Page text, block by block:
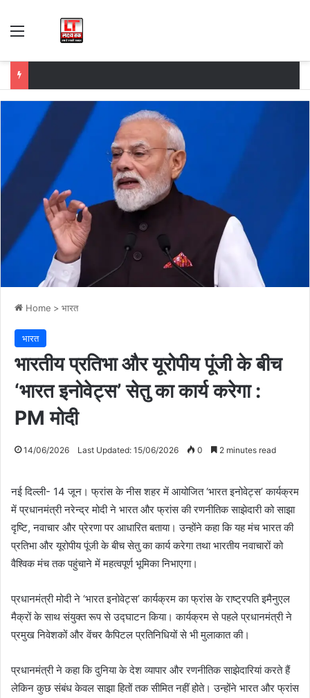
Menu
Home > भारत
भारत
भारतीय प्रतिभा और यूरोपीय पूंजी के बीच
‘भारत इनोवेट्स’ सेतु का कार्य करेगा :
PM मोदी
14/06/2026 Last Updated: 15/06/2026 0 2 minutes read
नई दिल्ली- 14 जून। फ्रांस के नीस शहर में आयोजित ‘भारत इनोवेट्स’ कार्यक्रम
में प्रधानमंत्री नरेन्द्र मोदी ने भारत और फ्रांस की रणनीतिक साझेदारी को साझा
दृष्टि, नवाचार और प्रेरणा पर आधारित बताया। उन्होंने कहा कि यह मंच भारत की
प्रतिभा और यूरोपीय पूंजी के बीच सेतु का कार्य करेगा तथा भारतीय नवाचारों को
वैश्विक मंच तक पहुंचाने में महत्वपूर्ण भूमिका निभाएगा।
प्रधानमंत्री मोदी ने ‘भारत इनोवेट्स’ कार्यक्रम का फ्रांस के राष्ट्रपति इमैनुएल
मैक्रों के साथ संयुक्त रूप से उद्घाटन किया। कार्यक्रम से पहले प्रधानमंत्री ने
प्रमुख निवेशकों और वेंचर कैपिटल प्रतिनिधियों से भी मुलाकात की।
प्रधानमंत्री ने कहा कि दुनिया के देश व्यापार और रणनीतिक साझेदारियां करते हैं
लेकिन कुछ संबंध केवल साझा हितों तक सीमित नहीं होते। उन्होंने भारत और फ्रांस